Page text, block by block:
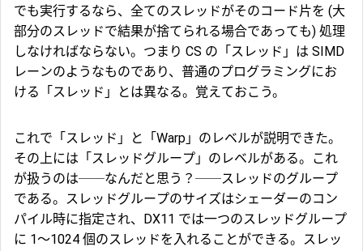
でも実行するなら、全てのスレッドがそのコード片を (大
部分のスレッドで結果が捨てられる場合であっても) 処理
しなければならない。つまり CS の「スレッド」は SIMD
レーンのようなものであり、普通のプログラミングにお
ける「スレッド」とは異なる。覚えておこう。
これで「スレッド」と「Warp」のレベルが説明できた。
その上には「 スレッドグループ 」のレベルがある。これ
が扱うのは──なんだと思う？──スレッドのグループ
である。スレッドグループのサイズはシェーダーのコン
パイル時に指定され、DX11 では一つのスレッドグループ
に 1～1024 個のスレッドを入れることができる。スレッ